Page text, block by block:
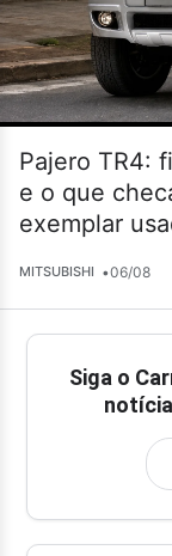
Pajero TR4:
e o que
exemplar
MITSUBISHI •06/08
Siga o